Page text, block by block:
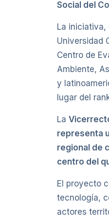
Social del
La iniciativa,
Universidad
Centro de
Ambiente,
y
lugar del
La
representa
regional de
centro del
El proyecto
tecnología,
actores